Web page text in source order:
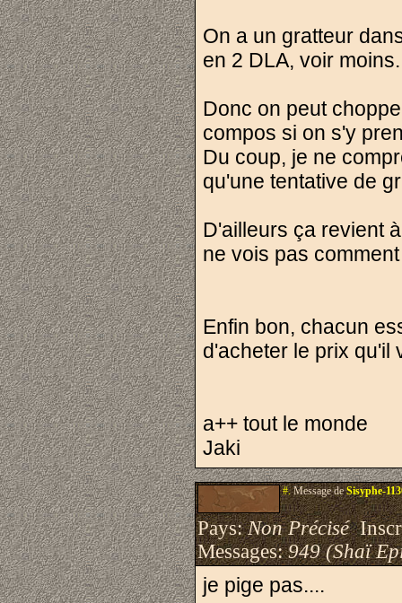
On a un gratteur
en 2 DLA, voir moins.
Donc on peut
compos si on s'y
Du coup, je ne
qu'une tentative de
D'ailleurs ça revient
ne vois pas
Enfin bon, chacun
d'acheter le prix qu'il
a++ tout le monde
Jaki
#.Message deSisyphe-
Pays:Non Précisé
Messages:949 (Shaï
je pige pas....